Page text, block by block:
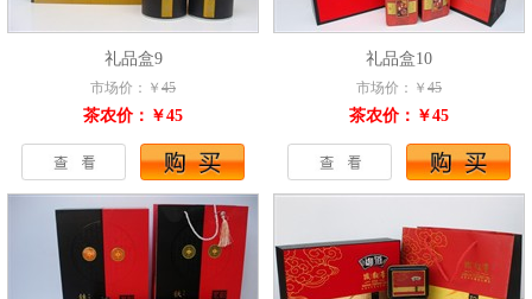
礼品盒9
市场价：￥ 45
茶农价：￥45
礼品盒10
市场价：￥ 45
茶农价：￥45